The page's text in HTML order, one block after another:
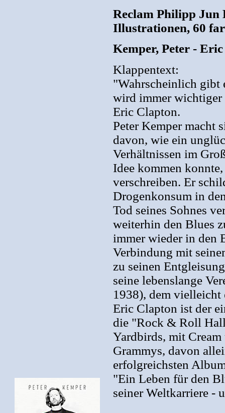
Reclam Philipp Jun
Illustrationen, 60
Kemper, Peter -
Klappentext:
"Wahrscheinlich gibt
wird immer wichtiger
Eric Clapton.
Peter Kemper macht
davon, wie ein
Verhältnissen im
Idee kommen
verschreiben. Er
Drogenkonsum in
Tod seines Sohnes
weiterhin den Blues
immer wieder in den
Verbindung mit
zu seinen
seine lebenslange
1938), dem vielleicht
Eric Clapton ist der
die "Rock & Roll
Yardbirds, mit
Grammys, davon
erfolgreichsten
"Ein Leben für den
seiner Weltkarriere -